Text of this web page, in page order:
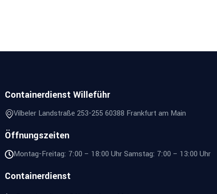
Containerdienst Willeführ
Vilbeler Landstraße 253-255 60388 Frankfurt am Main
Öffnungszeiten
Montag-Freitag: 7:00 – 18:00 Uhr Samstag: 7:00 – 13:00 Uhr
Containerdienst